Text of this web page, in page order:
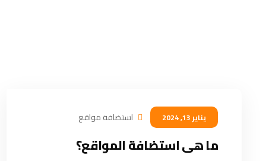
يناير 13, 2024 استضافة مواقع
ما هى استضافة المواقع؟